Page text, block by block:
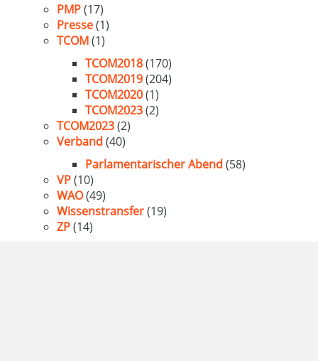
PMP(17)
Presse(1)
TCOM(1)
TCOM2018(170)
TCOM2019(204)
TCOM2020(1)
TCOM2023(2)
TCOM2023(2)
Verband (40)
Parlamentarischer Abend (58)
VP(10)
WAO(49)
Wissenstransfer(19)
ZP(14)